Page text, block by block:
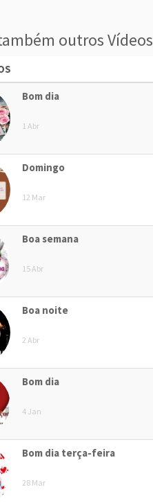
outros Vídeos
Bom dia
1 Abr
Domingo
12 Mar
Boa semana
15 Abr
Boa noite
2 Abr
Bom dia
4 Jan
Bom dia terça-feira
28 Mar